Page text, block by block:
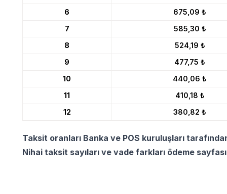
6
675,09 ₺
7
585,30 ₺
8
524,19 ₺
9
477,75 ₺
10
440,06 ₺
11
410,18 ₺
12
380,82 ₺
Taksit oranları Banka ve POS kuruluşları
Nihai taksit sayıları ve vade farkları ödeme